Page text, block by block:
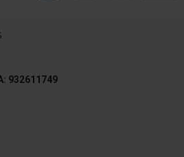
932611749